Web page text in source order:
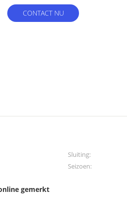
CONTACT NU
Sluiting:
Seizoen:
gemerkt